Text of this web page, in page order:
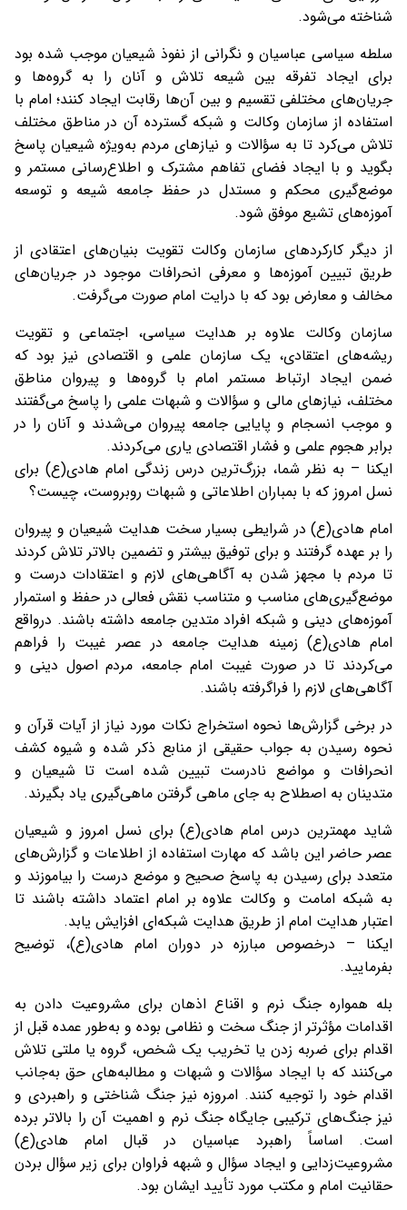
شناخته می‌شود.
سلطه سیاسی عباسیان و نگرانی از نفوذ شیعیان موجب شده بود
برای ایجاد تفرقه بین شیعه تلاش و آنان را به گروه‌ها و
جریان‌های مختلفی تقسیم و بین آن‌ها رقابت ایجاد کنند؛ امام با
استفاده از سازمان وکالت و شبکه گسترده آن در مناطق مختلف
تلاش می‌کرد تا به سؤالات و نیازهای مردم به‌ویژه شیعیان پاسخ
بگوید و با ایجاد فضای تفاهم مشترک و اطلاع‌رسانی مستمر و
موضع‌گیری محکم و مستدل در حفظ جامعه شیعه و توسعه
آموزه‌های تشیع موفق شود.
از دیگر کارکردهای سازمان وکالت تقویت بنیان‌های اعتقادی از
طریق تبیین آموزه‌ها و معرفی انحرافات موجود در جریان‌های
مخالف و معارض بود که با درایت امام صورت می‌‌گرفت.
سازمان وکالت علاوه بر هدایت سیاسی، اجتماعی و تقویت
ریشه‌های اعتقادی، یک سازمان علمی و اقتصادی نیز بود که
ضمن ایجاد ارتباط مستمر امام با گروه‌ها و پیروان مناطق
مختلف، نیازهای مالی و سؤالات و شبهات علمی را پاسخ می‌گفتند
و موجب انسجام و پایایی جامعه پیروان می‌شدند و آنان را در
برابر هجوم علمی و فشار اقتصادی یاری می‌کردند.
ایکنا – به نظر شما، بزرگ‌ترین درس زندگی امام هادی(ع) برای
نسل امروز که با بمباران اطلاعاتی و شبهات روبروست، چیست؟
امام هادی(ع) در شرایطی بسیار سخت هدایت شیعیان و پیروان
را بر عهده گرفتند و برای توفیق بیشتر و تضمین بالاتر تلاش کردند
تا مردم با مجهز شدن به آگاهی‌های لازم و اعتقادات درست و
موضع‌گیری‌های مناسب و متناسب نقش فعالی در حفظ و استمرار
آموزه‌های دینی و شبکه افراد متدین جامعه داشته باشند. درواقع
امام هادی(ع) زمینه هدایت جامعه در عصر غیبت را فراهم
می‌کردند تا در صورت غیبت امام جامعه، مردم اصول دینی و
آگاهی‌های لازم را فراگرفته باشند.
در برخی گزارش‌ها نحوه استخراج نکات مورد نیاز از آیات قرآن و
نحوه رسیدن به جواب حقیقی از منابع ذکر شده و شیوه کشف
انحرافات و مواضع نادرست تبیین شده است تا شیعیان و
متدینان به اصطلاح به جای ماهی گرفتن ماهی‌گیری یاد بگیرند.
شاید مهمترین درس امام هادی(ع) برای نسل امروز و شیعیان
عصر حاضر این باشد که مهارت استفاده از اطلاعات و گزارش‌های
متعدد برای رسیدن به پاسخ صحیح و موضع درست را بیاموزند و
به شبکه امامت و وکالت علاوه بر امام اعتماد داشته باشند تا
اعتبار هدایت امام از طریق هدایت شبکه‌ای افزایش یابد.
ایکنا – درخصوص مبارزه در دوران امام هادی(ع)، توضیح
بفرمایید.
بله همواره جنگ نرم و اقناع اذهان برای مشروعیت دادن به
اقدامات مؤثرتر از جنگ سخت و نظامی بوده و به‌طور عمده قبل از
اقدام برای ضربه زدن یا تخریب یک شخص، گروه یا ملتی تلاش
می‌کنند که با ایجاد سؤالات و شبهات و مطالبه‌های حق به‌جانب
اقدام خود را توجیه کنند. امروزه نیز جنگ شناختی و راهبردی و
نیز جنگ‌های ترکیبی جایگاه جنگ نرم و اهمیت آن را بالاتر برده
است. اساساً راهبرد عباسیان در قبال امام هادی(ع)
مشروعیت‌زدایی و ایجاد سؤال و شبهه فراوان برای زیر سؤال بردن
حقانیت امام و مکتب مورد تأیید ایشان بود.